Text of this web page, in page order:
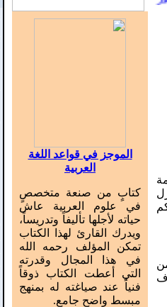
الموجز في قواعد اللغة
العربية
كتابٍ من صنعة متخصصٍ
في علوم العربية عاش
حياته لأجلها تأليفاً وتدريساً،
ويدرك القارئ لهذا الكتاب
تمكن المؤلف رحمه الله
في هذا المجال وقدرته
التي أعطت الكتاب ذوقاً
فنياً عند صياغته له بمنهج
مبسط واضح جامع.